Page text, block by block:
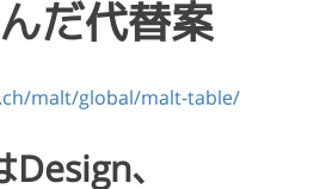
だ代替案
malt/global/malt-table/
Design、